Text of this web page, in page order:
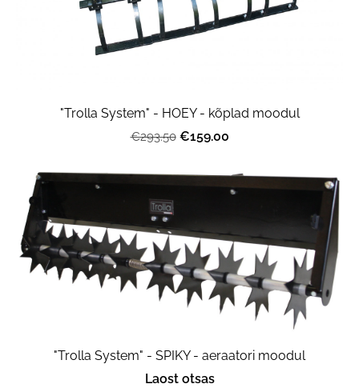
"Trolla System" - HOEY - kõplad moodul
€293.50 €159.00
"Trolla System" - SPIKY - aeraatori moodul
Laost otsas